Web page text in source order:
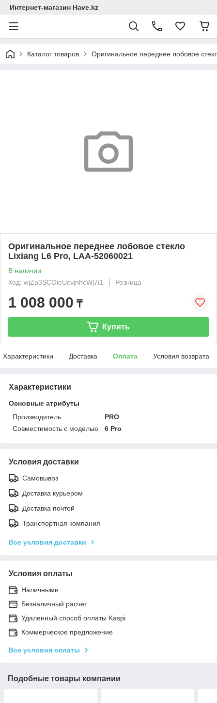
Интернет-магазин Have.kz
Каталог товаров Оригинальное переднее лобовое
Оригинальное переднее лобовое стекло
Lixiang L6 Pro, LAA-52060021
В наличии
Код: wjZp3SCOieUcvjnhcWj7i1
Розница
1 008 000 ₸
Купить
Характеристики Доставка Оплата Условия возврата
Характеристики
Основные атрибуты
Производитель
PRO
Совместимость с моделью
6 Pro
Условия доставки
Самовывоз
Доставка курьером
Доставка почтой
Транспортная компания
Все условия доставки
Условия оплаты
Наличными
Безналичный расчет
Удаленный способ оплаты Kaspi
Коммерческое предложение
Все условия оплаты
Подобные товары компании